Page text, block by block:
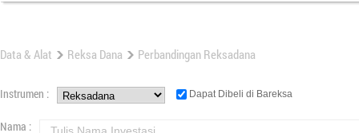
Data & Alat Reksa Dana Perbandingan Reksadana
Instrumen : Dapat Dibeli di Bareksa
Nama :